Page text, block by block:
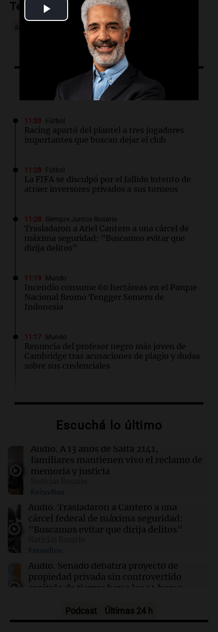
Play
Video
Temas
salarios jubilaciones nuevo-gobierno
Lo último
11:33 Fútbol
Racing apartó del plantel a tres jugadores
importantes que buscan dejar el club
11:28 Fútbol
La FIFA se disculpó por el fallido intento de
atraer inversores privados a sus torneos
11:28 Siempre Juntos Rosario
Trasladaron a Ariel Cantero a una cárcel de
máxima seguridad: "Buscamos evitar que
dirija delitos"
11:19 Mundo
Incendio consume 60 hectáreas en el Parque
Nacional Bromo Tengger Semeru de
Indonesia
11:17 Mundo
Renuncia del profesor negro más joven de
Cambridge tras acusaciones de plagio y dudas
sobre sus credenciales
Nuevas regulaciones en Pakistán generan
defensores de la prensa
11:06 Sociedad
Principio de incendio en el colegio
Misericordia de Rosario: el fuego fue
11:03 La Popu
Agenda de bailes de cuarteto en Córdoba
11:03 Sociedad
La ANMAT prohíbe lotes de crema
antiinflamatoria tras robo en planta industrial
Escuchá lo último
Audio. A 13 años de Salta 2141,
familiares mantienen vivo el reclamo de
memoria y justicia
Episodios
Audio. Trasladaron a Cantero a una
cárcel federal de máxima seguridad:
"Buscamos evitar que dirija delitos"
Episodios
Audio. Senado debatirá proyecto de
propiedad privada sin controvertido
capítulo de tierras hoy a las 14 horas
Audio.Asesinan a influencer mexicano
Podcast Últimas 24 h